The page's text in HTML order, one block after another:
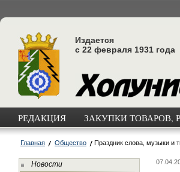
Издается
с 22 февраля 1931 года
РЕДАКЦИЯ ЗАКУПКИ ТОВАРОВ,
Главная Общество Праздник слова, музыки и
Новости